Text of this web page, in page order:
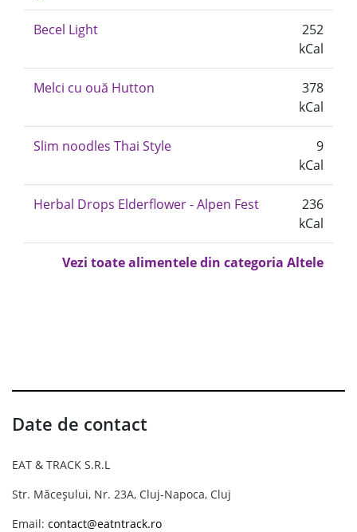
Becel Light
252
kCal
Melci cu ouă Hutton
378
kCal
Slim noodles Thai Style
9
kCal
Herbal Drops Elderflower - Alpen Fest
236
kCal
Vezi toate alimentele din categoria Altele
Date de contact
EAT & TRACK S.R.L
Str. Măceșului, Nr. 23A, Cluj-Napoca, Cluj
Email: contact@eatntrack.ro